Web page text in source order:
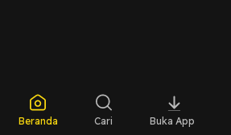
Beranda Cari Buka App